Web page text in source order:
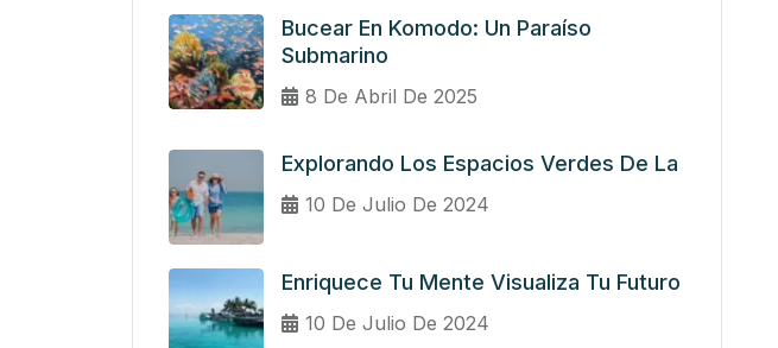
Bucear En Komodo: Un Paraíso
Submarino
8 De Abril De 2025
Explorando Los Espacios Verdes De La
10 De Julio De 2024
Enriquece Tu Mente Visualiza Tu Futuro
10 De Julio De 2024